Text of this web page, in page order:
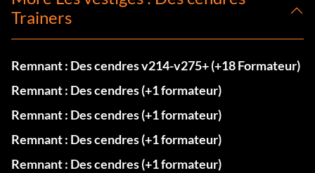
Trainers
Remnant : Des cendres v214-v275+ (+18 Formateur)
Remnant : Des cendres (+1 formateur)
Remnant : Des cendres (+1 formateur)
Remnant : Des cendres (+1 formateur)
Remnant : Des cendres (+1 formateur)